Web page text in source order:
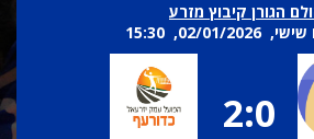
הגורן קיבוץ מזרע
01/2026, 15:30
2:0